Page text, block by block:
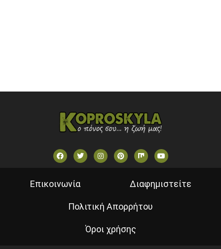
Επικοινωνία Διαφημιστείτε
Πολιτική Απορρήτου
Όροι χρήσης